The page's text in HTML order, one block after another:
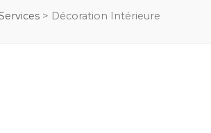
> Décoration Intérieure